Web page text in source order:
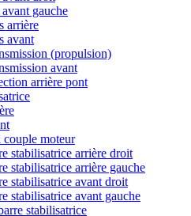
gauche
arrière
avant
(propulsion)
avant
arrière pont
moteur
stabilisatrice arrière droit
stabilisatrice arrière gauche
stabilisatrice avant droit
stabilisatrice avant gauche
stabilisatrice